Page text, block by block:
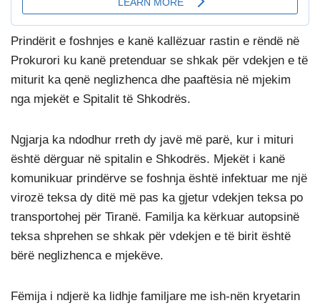
Prindërit e foshnjes e kanë kallëzuar rastin e rëndë në
Prokurori ku kanë pretenduar se shkak për vdekjen e të
miturit ka qenë neglizhenca dhe paaftësia në mjekim
nga mjekët e Spitalit të Shkodrës.
Ngjarja ka ndodhur rreth dy javë më parë, kur i mituri
është dërguar në spitalin e Shkodrës. Mjekët i kanë
komunikuar prindërve se foshnja është infektuar me një
virozë teksa dy ditë më pas ka gjetur vdekjen teksa po
transportohej për Tiranë. Familja ka kërkuar autopsinë
teksa shprehen se shkak për vdekjen e të birit është
bërë neglizhenca e mjekëve.
Fëmija i ndjerë ka lidhje familjare me ish-nën kryetarin